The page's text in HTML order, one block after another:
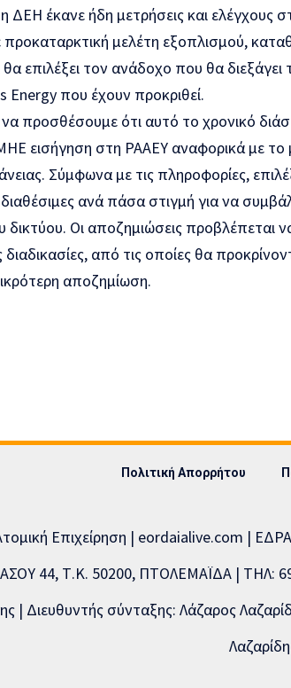
ΔΕΗ έκανε ήδη μετρήσεις και ελέγχους
προκαταρκτική μελέτη εξοπλισμού,
επιλέξει τον ανάδοχο που θα
Energy που έχουν προκριθεί.
προσθέσουμε ότι αυτό το χρονικό
εισήγηση στη ΡΑΑΕΥ αναφορικά με το
Σύμφωνα με τις πληροφορίες,
διαθέσιμες ανά πάσα στιγμή για να
δικτύου. Οι αποζημιώσεις
από τις οποίες θα
αποζημίωση.
Πολιτική Απορρήτου
Επιχείρηση | eordaialive.com |
44, Τ.Κ. 50200, ΠΤΟΛΕΜΑΪΔΑ | ΤΗΛ:
| Διευθυντής σύνταξης: Λάζαρος